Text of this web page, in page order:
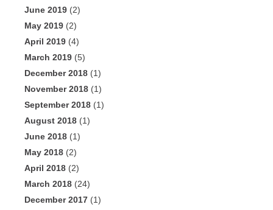
June 2019 (2)
May 2019 (2)
April 2019 (4)
March 2019 (5)
December 2018 (1)
November 2018 (1)
September 2018 (1)
August 2018 (1)
June 2018 (1)
May 2018 (2)
April 2018 (2)
March 2018 (24)
December 2017 (1)